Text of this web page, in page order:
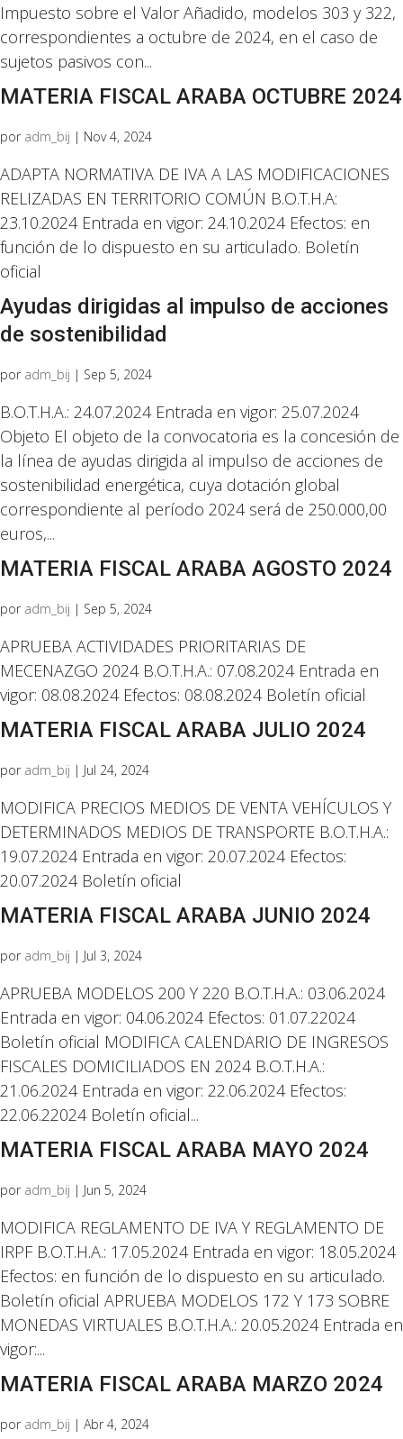
Impuesto sobre el Valor Añadido, modelos 303 y 322,
correspondientes a octubre de 2024, en el caso de
sujetos pasivos con...
MATERIA FISCAL ARABA OCTUBRE 2024
por adm_bij | Nov 4, 2024
ADAPTA NORMATIVA DE IVA A LAS MODIFICACIONES
RELIZADAS EN TERRITORIO COMÚN B.O.T.H.A:
23.10.2024 Entrada en vigor: 24.10.2024 Efectos: en
función de lo dispuesto en su articulado. Boletín
oficial
Ayudas dirigidas al impulso de acciones
de sostenibilidad
por adm_bij | Sep 5, 2024
B.O.T.H.A.: 24.07.2024 Entrada en vigor: 25.07.2024
Objeto El objeto de la convocatoria es la concesión de
la línea de ayudas dirigida al impulso de acciones de
sostenibilidad energética, cuya dotación global
correspondiente al período 2024 será de 250.000,00
euros,...
MATERIA FISCAL ARABA AGOSTO 2024
por adm_bij | Sep 5, 2024
APRUEBA ACTIVIDADES PRIORITARIAS DE
MECENAZGO 2024 B.O.T.H.A.: 07.08.2024 Entrada en
vigor: 08.08.2024 Efectos: 08.08.2024 Boletín oficial
MATERIA FISCAL ARABA JULIO 2024
por adm_bij | Jul 24, 2024
MODIFICA PRECIOS MEDIOS DE VENTA VEHÍCULOS Y
DETERMINADOS MEDIOS DE TRANSPORTE B.O.T.H.A.:
19.07.2024 Entrada en vigor: 20.07.2024 Efectos:
20.07.2024 Boletín oficial
MATERIA FISCAL ARABA JUNIO 2024
por adm_bij | Jul 3, 2024
APRUEBA MODELOS 200 Y 220 B.O.T.H.A.: 03.06.2024
Entrada en vigor: 04.06.2024 Efectos: 01.07.22024
Boletín oficial MODIFICA CALENDARIO DE INGRESOS
FISCALES DOMICILIADOS EN 2024 B.O.T.H.A.:
21.06.2024 Entrada en vigor: 22.06.2024 Efectos:
22.06.22024 Boletín oficial...
MATERIA FISCAL ARABA MAYO 2024
por adm_bij | Jun 5, 2024
MODIFICA REGLAMENTO DE IVA Y REGLAMENTO DE
IRPF B.O.T.H.A.: 17.05.2024 Entrada en vigor: 18.05.2024
Efectos: en función de lo dispuesto en su articulado.
Boletín oficial APRUEBA MODELOS 172 Y 173 SOBRE
MONEDAS VIRTUALES B.O.T.H.A.: 20.05.2024 Entrada en
vigor:...
MATERIA FISCAL ARABA MARZO 2024
por adm_bij | Abr 4, 2024